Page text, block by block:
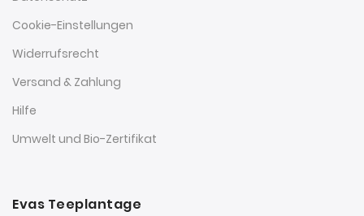
Cookie-Einstellungen
Widerrufsrecht
Versand & Zahlung
Hilfe
Umwelt und Bio-Zertifikat
Evas Teeplantage